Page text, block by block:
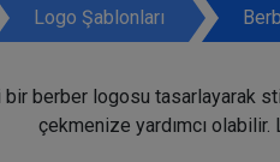
Logo Şablonları
berber logosu tasarlayarak
çekmenize yardımcı